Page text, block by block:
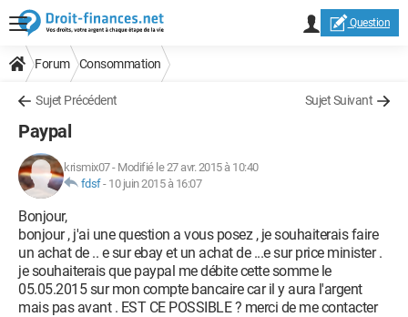
Question
Forum Consommation
Sujet Précédent Sujet Suivant
Paypal
krismix07- Modifié le 27 avr. 2015 à 10:40
fdsf- 10 juin 2015 à 16:07
Bonjour,
bonjour , j'ai une question a vous posez , je souhaiterais faire
un achat de .. e sur ebay et un achat de ...e sur price minister .
je souhaiterais que paypal me débite cette somme le
05.05.2015 sur mon compte bancaire car il y aura l'argent
mais pas avant . EST CE POSSIBLE ? merci de me contacter